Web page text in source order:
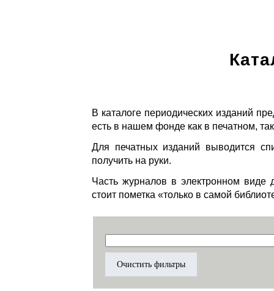
В каталоге периодических изданий
есть в нашем фонде как в печатном,
Для печатных изданий выводится
получить на руки.
Часть журналов в электронном виде
стоит пометка «только в самой